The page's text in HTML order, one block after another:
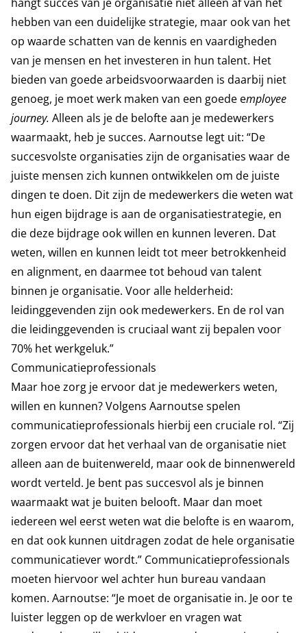
hebben van een duidelijke strategie, maar ook van het
op waarde schatten van de kennis en vaardigheden
van je mensen en het investeren in hun talent. Het
bieden van goede arbeidsvoorwaarden is daarbij niet
genoeg, je moet werk maken van een goede employee
journey. Alleen als je de belofte aan je medewerkers
waarmaakt, heb je succes. Aarnoutse legt uit: “De
succesvolste organisaties zijn de organisaties waar de
juiste mensen zich kunnen ontwikkelen om de juiste
dingen te doen. Dit zijn de medewerkers die weten wat
hun eigen bijdrage is aan de organisatiestrategie, en
die deze bijdrage ook willen en kunnen leveren. Dat
weten, willen en kunnen leidt tot meer betrokkenheid
en alignment, en daarmee tot behoud van talent
binnen je organisatie. Voor alle helderheid:
leidinggevenden zijn ook medewerkers. En de rol van
die leidinggevenden is cruciaal want zij bepalen voor
70% het werkgeluk.”
Communicatieprofessionals
Maar hoe zorg je ervoor dat je medewerkers weten,
willen en kunnen? Volgens Aarnoutse spelen
communicatieprofessionals hierbij een cruciale rol. “Zij
zorgen ervoor dat het verhaal van de organisatie niet
alleen aan de buitenwereld, maar ook de binnenwereld
wordt verteld. Je bent pas succesvol als je binnen
waarmaakt wat je buiten belooft. Maar dan moet
iedereen wel eerst weten wat die belofte is en waarom,
en dat ook kunnen uitdragen zodat de hele organisatie
communicatiever wordt.” Communicatieprofessionals
moeten hiervoor wel achter hun bureau vandaan
komen. Aarnoutse: “Je moet de organisatie in. Je oor te
luister leggen op de werkvloer en vragen wat